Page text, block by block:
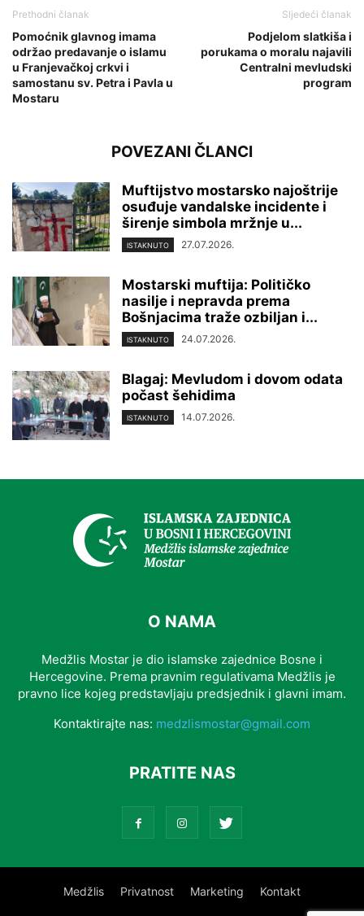
Prethodni članak
Pomoćnik glavnog imama
održao predavanje o islamu
u Franjevačkoj crkvi i
samostanu sv. Petra i Pavla u
Mostaru
Sljedeći članak
Podjelom slatkiša i
porukama o moralu najavili
Centralni mevludski
program
POVEZANI ČLANCI
Muftijstvo mostarsko najoštrije
osuđuje vandalske incidente i
širenje simbola mržnje u...
ISTAKNUTO 27.07.2026.
Mostarski muftija: Političko
nasilje i nepravda prema
Bošnjacima traže ozbiljan i...
ISTAKNUTO 24.07.2026.
Blagaj: Mevludom i dovom odata
počast šehidima
ISTAKNUTO 14.07.2026.
O NAMA
Medžlis Mostar je dio islamske zajednice Bosne i
Hercegovine. Prema pravnim regulativama Medžlis je
pravno lice kojeg predstavljaju predsjednik i glavni imam.
Kontaktirajte nas: medzlismostar@gmail.com
PRATITE NAS
Medžlis Privatnost Marketing Kontakt